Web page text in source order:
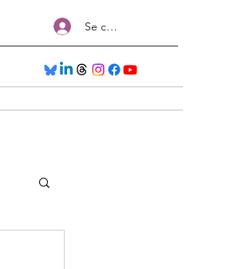
Se connecter